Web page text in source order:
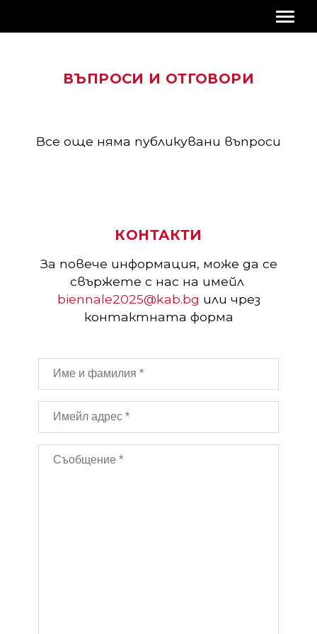
ВЪПРОСИ И ОТГОВОРИ
Все още няма публикувани въпроси
КОНТАКТИ
За повече информация, може да се
свържете с нас на имейл
biennale2025@kab.bg или чрез
контактната форма